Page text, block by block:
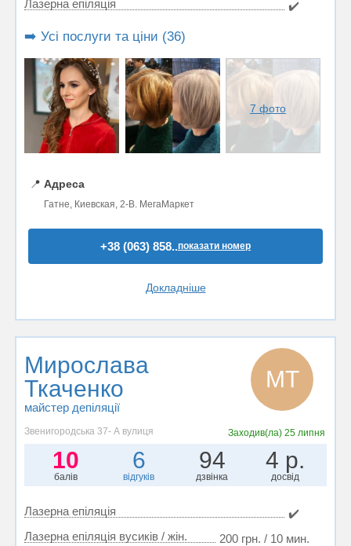
Лазерна епіляція ✔️
➡️ Усі послуги та ціни (36)
7 фото
📍 Адреса
Гатне, Киевская, 2-В. МегаМаркет
+38 (063) 858..показати номер
Докладніше
Мирослава
Ткаченко
майстер депіляції
МТ
Звенигородська 37- А вулиця Заходив(ла) 25 липня
10
балів
6
відгуків
94
дзвінка
4 р.
досвід
Лазерна епіляція
✔️
Лазерна епіляція вусиків / жін.
200 грн. / 10 мин.